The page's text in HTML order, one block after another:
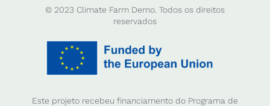
© 2023 Climate Farm Demo. Todos os direitos
reservados
Este projeto recebeu financiamento do Programa de